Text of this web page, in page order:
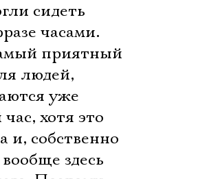
сидеть
часами.
приятный
людей,
уже
хотя это
и, собственно
здесь